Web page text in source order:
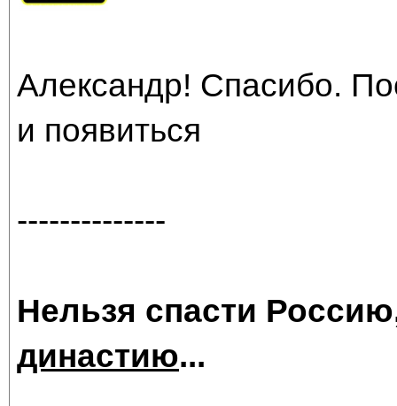
Александр! Спасибо.
и появиться
--------------
Нельзя спасти
династию...